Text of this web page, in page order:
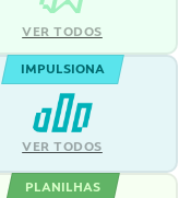
VER TODOS
IMPULSIONA
VER TODOS
PLANILHAS